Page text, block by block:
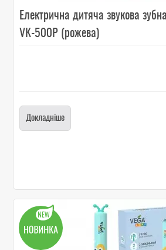
Електрична дитяча звукова
VK-500P (рожева)
Докладніше